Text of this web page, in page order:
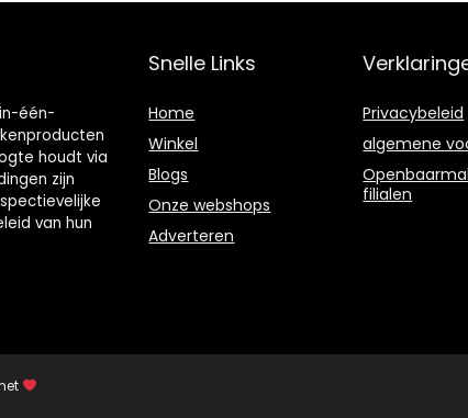
één-
houdt via
zijn
van hun
Snelle Links
Home
Winkel
Blogs
Onze webshops
Adverteren
Privacybeleid
algemene
filialen